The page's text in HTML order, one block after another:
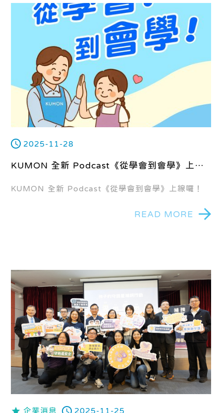
2025-11-28
KUMON 全新 Podcast《從學會到會學》上線
KUMON 全新 Podcast《從學會到會學》上線囉！
READ MORE
企業消息 2025-11-25